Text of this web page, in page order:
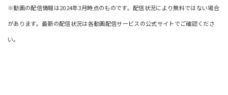
※動画の配信情報は2024年3月時点のものです。配信状況により無料ではない場合
があります。最新の配信状況は各動画配信サービスの公式サイトでご確認くださ
い。